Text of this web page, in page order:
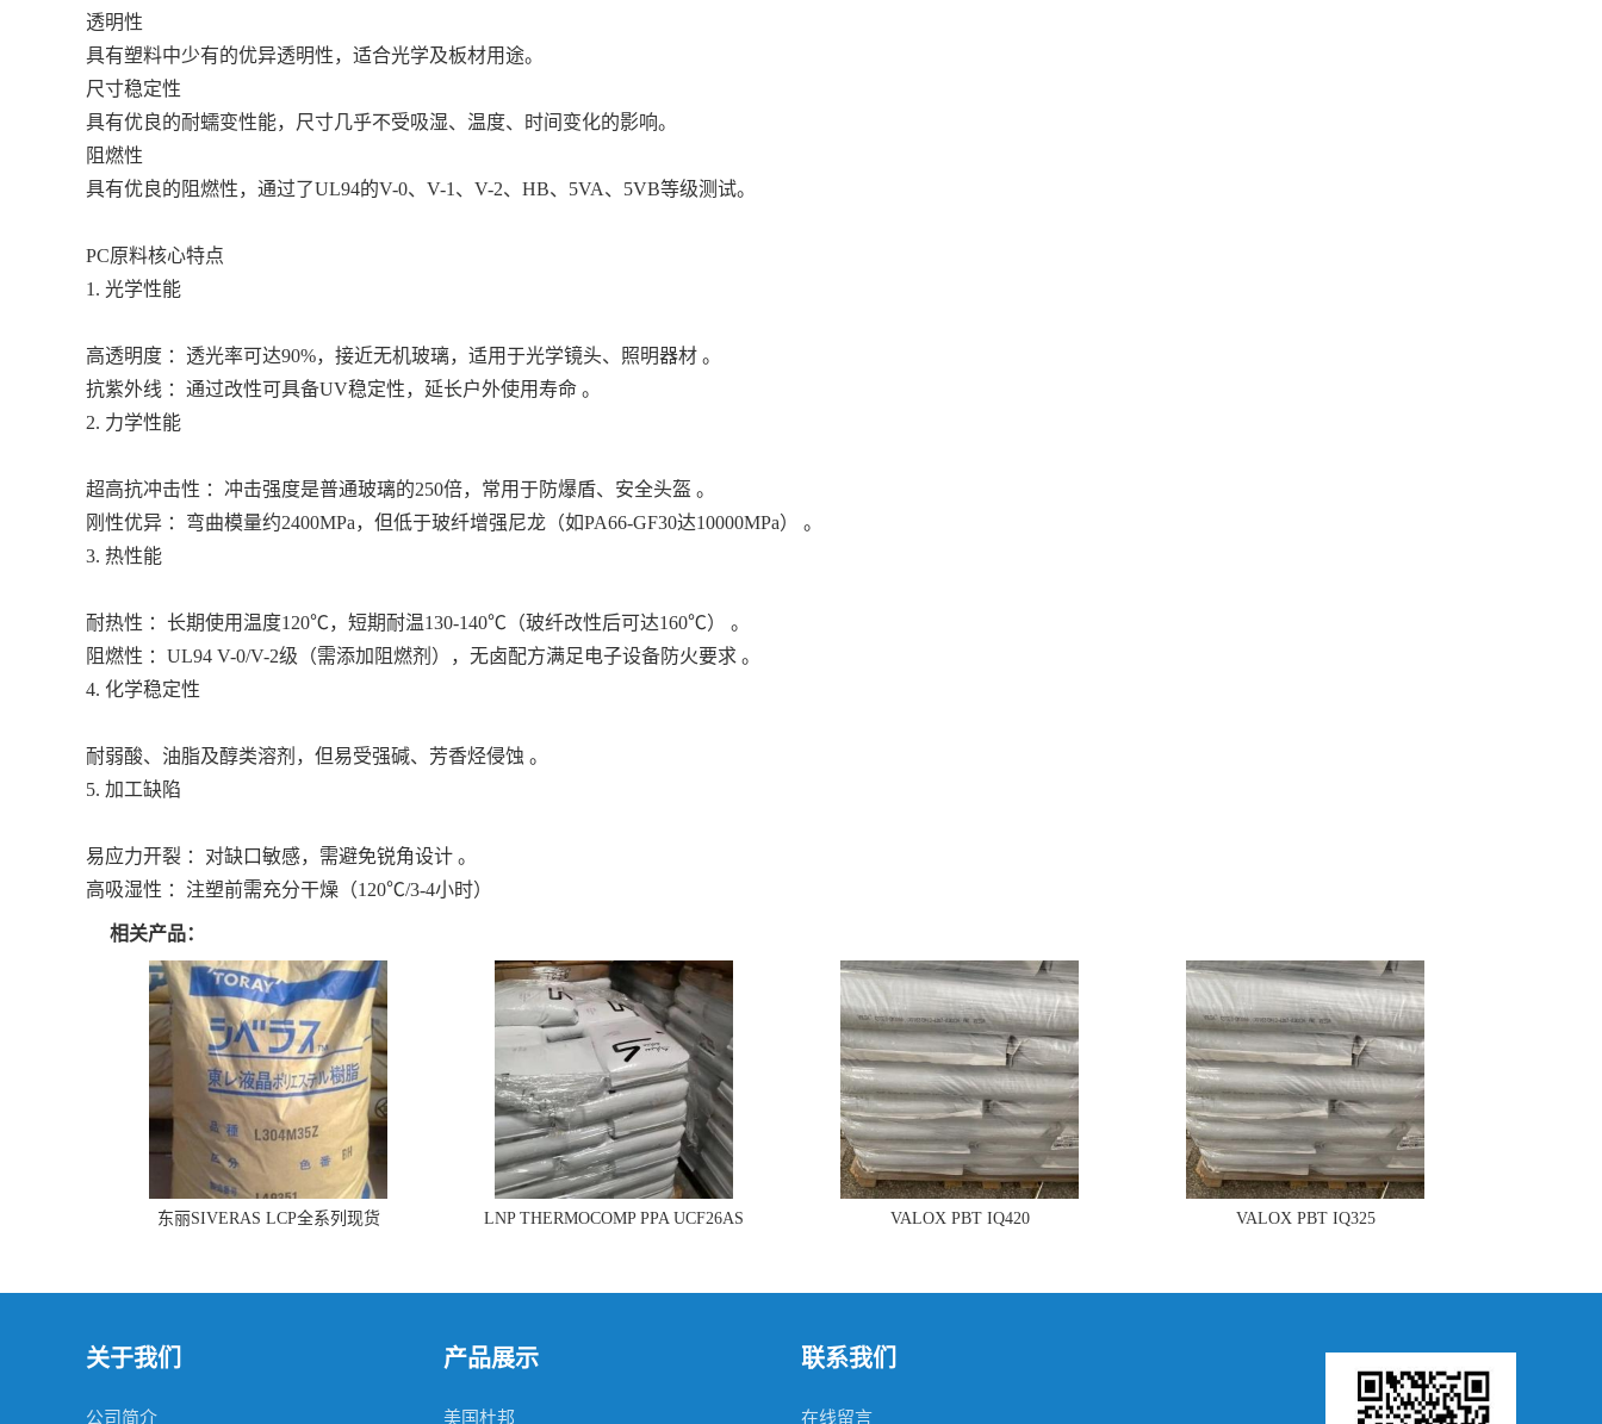
透明性
具有塑料中少有的优异透明性，适合光学及板材用途。
尺寸稳定性
具有优良的耐蠕变性能，尺寸几乎不受吸湿、温度、时间变化的影响。
阻燃性
具有优良的阻燃性，通过了UL94的V-0、V-1、V-2、HB、5VA、5VB等级测试。
PC原料核心特点
1. 光学性能
高透明度 ：透光率可达90%，接近无机玻璃，适用于光学镜头、照明器材 。
抗紫外线 ：通过改性可具备UV稳定性，延长户外使用寿命 。
2. 力学性能
超高抗冲击性 ：冲击强度是普通玻璃的250倍，常用于防爆盾、安全头盔 。
刚性优异 ：弯曲模量约2400MPa，但低于玻纤增强尼龙（如PA66-GF30达10000MPa） 。
3. 热性能
耐热性 ：长期使用温度120℃，短期耐温130-140℃（玻纤改性后可达160℃） 。
阻燃性 ：UL94 V-0/V-2级（需添加阻燃剂），无卤配方满足电子设备防火要求 。
4. 化学稳定性
耐弱酸、油脂及醇类溶剂，但易受强碱、芳香烃侵蚀 。
5. 加工缺陷
易应力开裂 ：对缺口敏感，需避免锐角设计 。
高吸湿性 ：注塑前需充分干燥（120℃/3-4小时）
相关产品：
东丽SIVERAS LCP全系列现货 LNP THERMOCOMP PPA UCF26AS VALOX PBT IQ420 VALOX PBT IQ325
关于我们
公司简介
产品展示
美国杜邦
联系我们
在线留言